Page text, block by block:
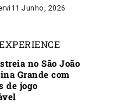
11 Junho, 2026
no São João
Grande com
de jogo